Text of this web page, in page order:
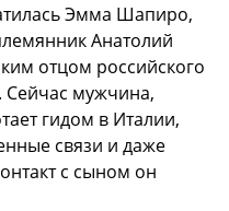
Эмма Шапиро,
Анатолий
отцом российского
Сейчас мужчина,
гидом в Италии,
связи и даже
с сыном он